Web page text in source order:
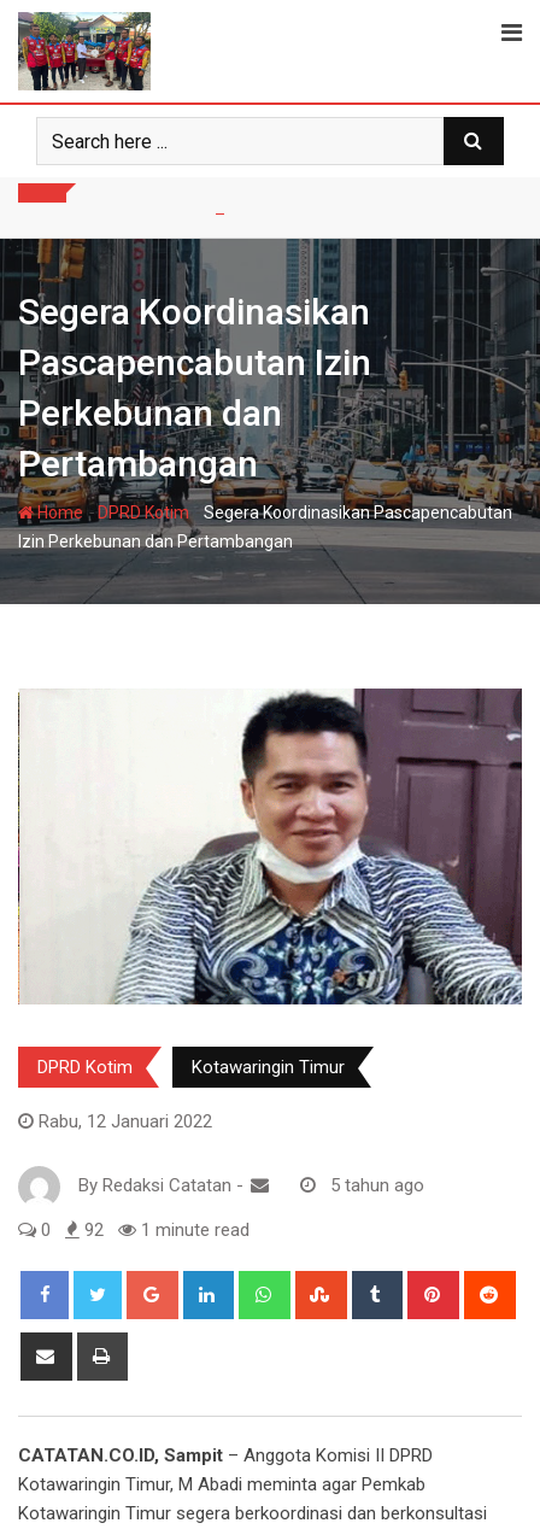
Skip
content
Segera Koordinasikan
Pascapencabutan Izin
Perkebunan dan
Pertambangan
Home-DPRD Kotim
Segera Koordinasikan Pascapencabutan
Izin Perkebunan dan Pertambangan
DPRD Kotim Kotawaringin Timur
Rabu, 12 Januari 2022
By Redaksi Catatan - 5 tahun ago
0 92 1 minute read
Google+ LinkedIn WhatsappStumbleUpon
Tumblr Pinterest
Share
CATATAN.CO.ID, Sampit – Anggota Komisi II DPRD
Kotawaringin Timur, M Abadi meminta agar Pemkab
Kotawaringin Timur segera berkoordinasi dan berkonsultasi